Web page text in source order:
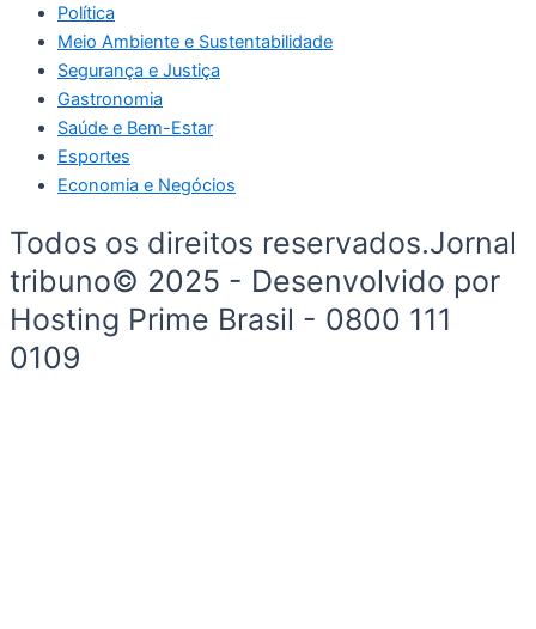
Política
Meio Ambiente e Sustentabilidade
Segurança e Justiça
Gastronomia
Saúde e Bem-Estar
Esportes
Economia e Negócios
Todos os direitos reservados.Jornal
tribuno© 2025 - Desenvolvido por
Hosting Prime Brasil - 0800 111
0109